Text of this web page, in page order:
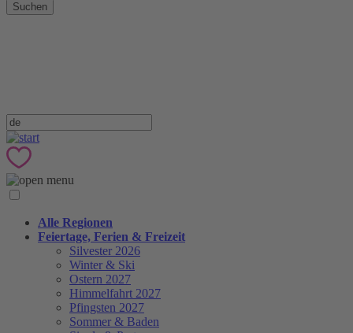
Suchen
Alle Regionen
Feiertage, Ferien & Freizeit
Silvester 2026
Winter & Ski
Ostern 2027
Himmelfahrt 2027
Pfingsten 2027
Sommer & Baden